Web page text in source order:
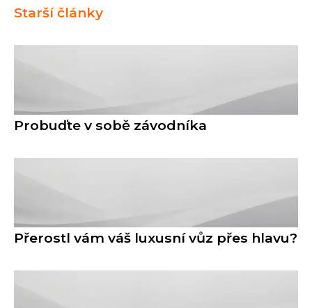
Starší články
Probuďte v sobě závodníka
Přerostl vám váš luxusní vůz přes hlavu?